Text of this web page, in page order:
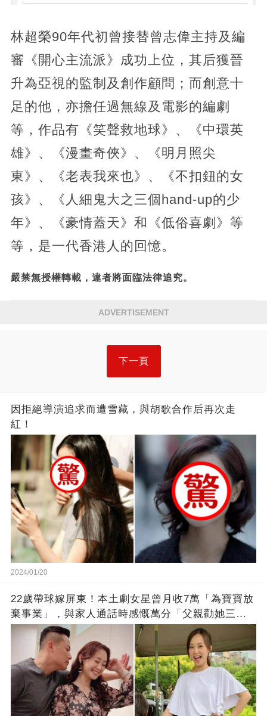
林超榮90年代初曾接替曾志偉主持及編
審《開心主流派》成功上位，其后獲晉
升為亞視的監制及創作顧問；而創意十
足的他，亦擔任過無線及電影的編劇
等，作品有《笑聲救地球》、《中環英
雄》、《漫畫奇俠》、《明月照尖
東》、《老表我來也》、《不扣鈕的女
孩》、《人細鬼大之三個hand-up的少
年》、《豪情蓋天》和《低俗喜劇》等
等，是一代香港人的回憶。
嚴禁無授權轉載，違者將面臨法律追究。
ADVERTISEMENT
下一頁
因拒絕導演追求而遭雪藏，與胡歌合作后再次走
紅！
2024/01/20
22歲帶球嫁屏東！本土劇女星曾月收7萬「為寶寶放
棄事業」，與家人通話時感慨萬分「父親勸她三
思」：只有過一次眼淚